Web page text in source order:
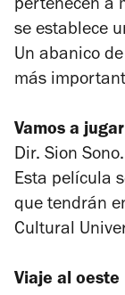
pertenecen a
se establece
Un abanico
más
Vamos a
Dir. Sion
Esta película
que tendrán
Cultural
Viaje al oeste